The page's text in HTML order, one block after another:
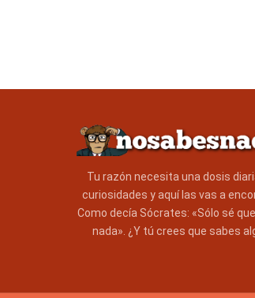
Tu razón necesita una dosis
curiosidades y aquí las vas a
Como decía Sócrates: «Sólo sé
nada». ¿Y tú crees que sabes